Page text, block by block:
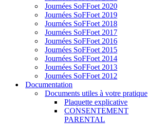
Journées SoFFoet 2020
Journées SoFFoet 2019
Journées SoFFoet 2018
Journées SoFFoet 2017
Journées SoFFoet 2016
Journées SoFFoet 2015
Journées SoFFoet 2014
Journées SoFFoet 2013
Journées SoFFoet 2012
Documentation
Documents utiles à votre pratique
Plaquette explicative
CONSENTEMENT
PARENTAL